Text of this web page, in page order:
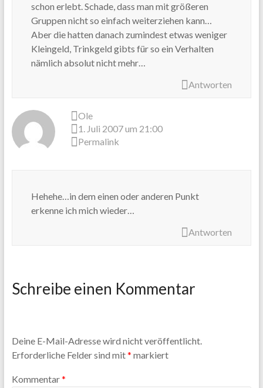
schon erlebt. Schade, dass man mit größeren
Gruppen nicht so einfach weiterziehen kann…
Aber die hatten danach zumindest etwas weniger
Kleingeld, Trinkgeld gibts für so ein Verhalten
nämlich absolut nicht mehr…
Antworten
Ole
1. Juli 2007 um 21:00
Permalink
Hehehe…in dem einen oder anderen Punkt
erkenne ich mich wieder…
Antworten
Schreibe einen Kommentar
Deine E-Mail-Adresse wird nicht veröffentlicht.
Erforderliche Felder sind mit* markiert
Kommentar*